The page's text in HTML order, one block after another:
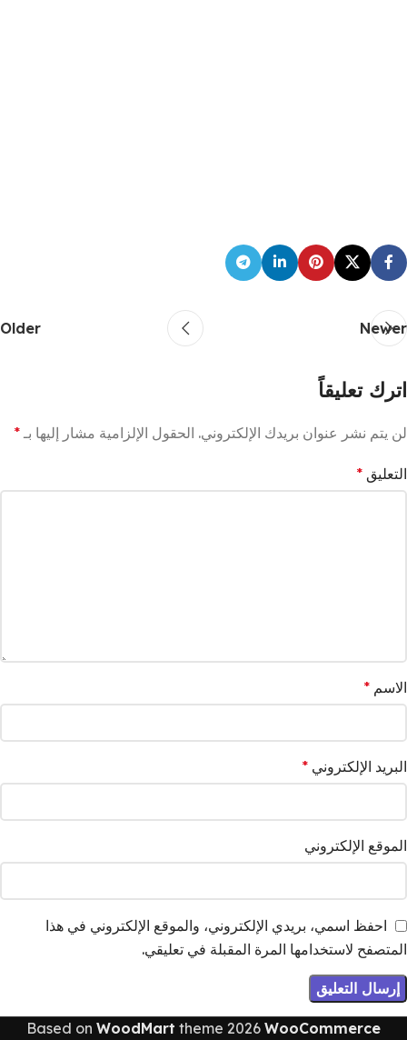
Newer
Older
اترك تعليقاً
لن يتم نشر عنوان بريدك الإلكتروني. الحقول الإلزامية مشار إليها بـ *
التعليق *
الاسم *
البريد الإلكتروني *
الموقع الإلكتروني
احفظ اسمي، بريدي الإلكتروني، والموقع الإلكتروني في هذا
المتصفح لاستخدامها المرة المقبلة في تعليقي.
Based on WoodMart theme 2026 WooCommerce